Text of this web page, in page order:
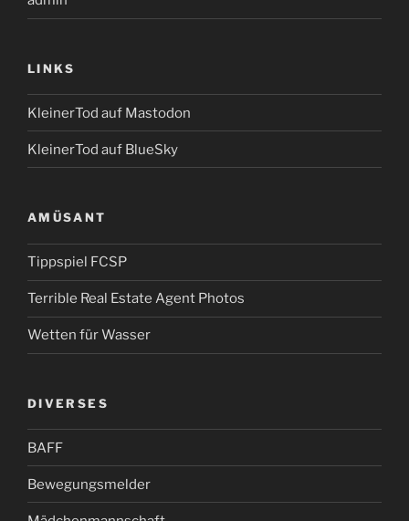
LINKS
KleinerTod auf Mastodon
KleinerTod auf BlueSky
AMÜSANT
Tippspiel FCSP
Terrible Real Estate Agent Photos
Wetten für Wasser
DIVERSES
BAFF
Bewegungsmelder